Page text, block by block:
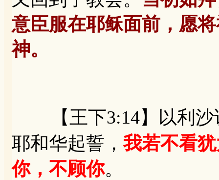
意臣服在耶稣面前，愿
神。
【王下3:14】以利沙
耶和华起誓， 我若不看
你，不顾你。